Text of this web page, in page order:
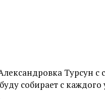
Турсун с
собирает с каждого